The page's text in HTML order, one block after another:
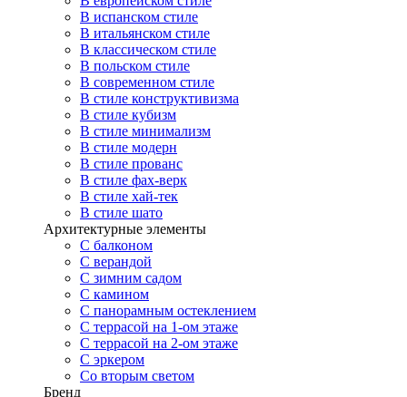
В испанском стиле
В итальянском стиле
В классическом стиле
В польском стиле
В современном стиле
В стиле конструктивизма
В стиле кубизм
В стиле минимализм
В стиле модерн
В стиле прованс
В стиле фах-верк
В стиле хай-тек
В стиле шато
Архитектурные элементы
С балконом
С верандой
С зимним садом
С камином
С панорамным остеклением
С террасой на 1-ом этаже
С террасой на 2-ом этаже
С эркером
Со вторым светом
Бренд